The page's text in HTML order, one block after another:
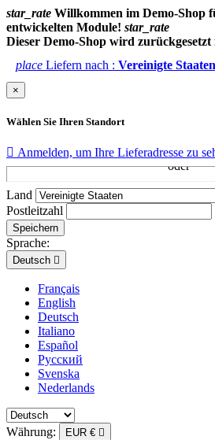
star_rate Willkommen im Demo-Shop
entwickelten Module! star_rate
Dieser Demo-Shop wird zurückgesetzt
place Liefern nach : Vereinigte Staaten
×
Wählen Sie Ihren Standort
 Anmelden, um Ihre Lieferadresse zu
Land
Postleitzahl
Speichern
Sprache:
Deutsch 
Français
English
Deutsch
Italiano
Español
Русский
Svenska
Nederlands
Währung: EUR € 